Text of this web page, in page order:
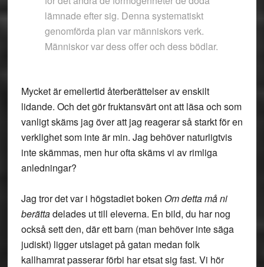
lämnade efter sig. Denna systematiskt
genomförda plan var människors verk.
Människor var dess offer och dess bödlar.
Mycket är emellertid återberättelser av enskilt
lidande. Och det gör fruktansvärt ont att läsa och som
vanligt skäms jag över att jag reagerar så starkt för en
verklighet som inte är min. Jag behöver naturligtvis
inte skämmas, men hur ofta skäms vi av rimliga
anledningar?
Jag tror det var i högstadiet boken Om detta må ni
berättadelades ut till eleverna. En bild, du har nog
också sett den, där ett barn (man behöver inte säga
judiskt) ligger utslaget på gatan medan folk
kallhamrat passerar förbi har etsat sig fast. Vi hör